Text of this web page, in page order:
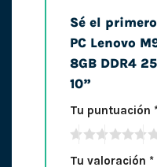
Sé el
PC Lenovo
8GB DDR4
10”
Tu puntuación
Tu valoración *